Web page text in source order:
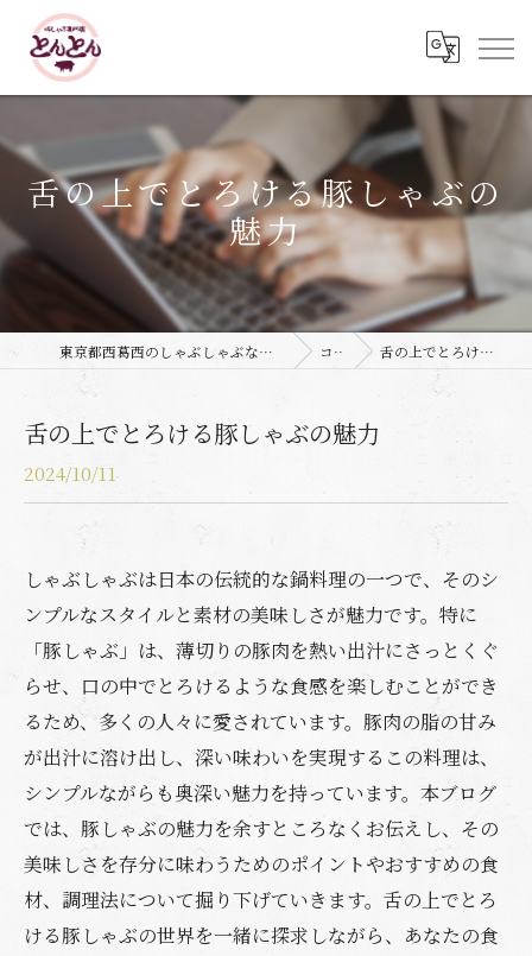
舌の上でとろける豚しゃぶの
魅力
東京都西葛西のしゃぶしゃぶなら豚しゃぶ専門店 とんとん コラム 舌の上でとろける豚しゃぶの魅力
舌の上でとろける豚しゃぶの魅力
2024/10/11
しゃぶしゃぶは日本の伝統的な鍋料理の一つで、そのシ
ンプルなスタイルと素材の美味しさが魅力です。特に
「豚しゃぶ」は、薄切りの豚肉を熱い出汁にさっとくぐ
らせ、口の中でとろけるような食感を楽しむことができ
るため、多くの人々に愛されています。豚肉の脂の甘み
が出汁に溶け出し、深い味わいを実現するこの料理は、
シンプルながらも奥深い魅力を持っています。本ブログ
では、豚しゃぶの魅力を余すところなくお伝えし、その
美味しさを存分に味わうためのポイントやおすすめの食
材、調理法について掘り下げていきます。舌の上でとろ
ける豚しゃぶの世界を一緒に探求しながら、あなたの食